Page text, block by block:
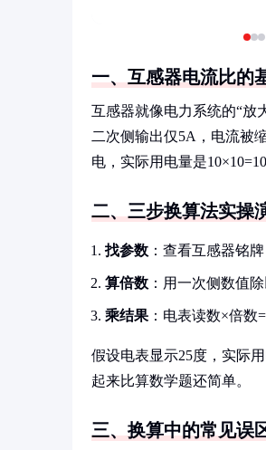
一、互感器电流比的
互感器就像电力系统的“放
二次侧输出仅5A，电流被
电，实际用电量是
二、三步换算法实操
找参数 ：查看互感器铭
算倍数 ：用一次侧数值
乘结果 ：电表读数×倍数
假设电表显示25度，实际
起来比算数学题还简单。
三、换算中的常见误